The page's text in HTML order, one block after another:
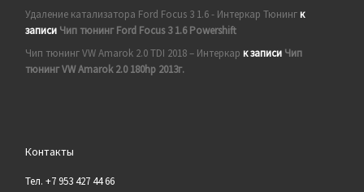
Удаление катализатора Ford Focus 3 1.6 - Интеркар Тюнингк
записи Чип тюнинг Ford Focus 3 1.6 Powershift
Чип тюнинг VW Amarok 2.0 TDI 2018 – Интеркар к записи Чип
тюнинг VW Amarok 2.0 180hp 2013г.
Контакты
Тел. +7 953 427 44 66